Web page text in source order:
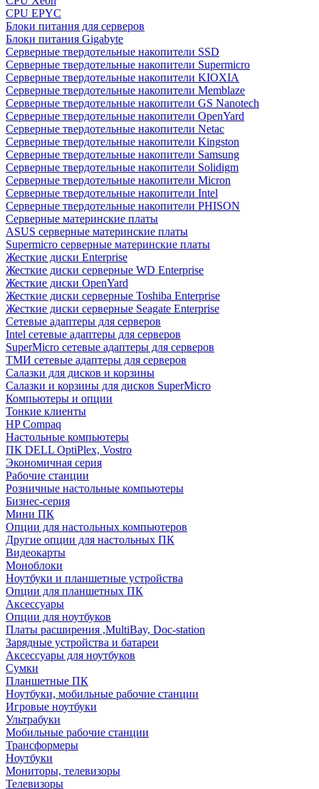
CPU EPYC
Блоки питания для серверов
Блоки питания Gigabyte
Серверные твердотельные накопители SSD
Cерверные твердотельные накопители Supermicro
Cерверные твердотельные накопители KIOXIA
Cерверные твердотельные накопители Memblaze
Cерверные твердотельные накопители GS Nanotech
Серверные твердотельные накопители OpenYard
Серверные твердотельные накопители Netac
Cерверные твердотельные накопители Kingston
Cерверные твердотельные накопители Samsung
Cерверные твердотельные накопители Solidigm
Cерверные твердотельные накопители Micron
Cерверные твердотельные накопители Intel
Cерверные твердотельные накопители PHISON
Серверные материнские платы
ASUS серверные материнские платы
Supermicro серверные материнские платы
Жесткие диски Enterprise
Жесткие диски серверные WD Enterprise
Жесткие диски OpenYard
Жесткие диски серверные Toshiba Enterprise
Жесткие диски серверные Seagate Enterprise
Сетевые адаптеры для серверов
Intel сетевые адаптеры для серверов
SuperMicro сетевые адаптеры для серверов
ТМИ сетевые адаптеры для серверов
Салазки для дисков и корзины
Салазки и корзины для дисков SuperMicro
Компьютеры и опции
Тонкие клиенты
HP Compaq
Настольные компьютеры
ПК DELL OptiPlex, Vostro
Экономичная серия
Рабочие станции
Розничные настольные компьютеры
Бизнес-серия
Мини ПК
Опции для настольных компьютеров
Другие опции для настольных ПК
Видеокарты
Моноблоки
Ноутбуки и планшетные устройства
Опции для планшетных ПК
Аксессуары
Опции для ноутбуков
Платы расширения ,MultiBay, Doc-station
Зарядные устройства и батареи
Аксессуары для ноутбуков
Сумки
Планшетные ПК
Ноутбуки, мобильные рабочие станции
Игровые ноутбуки
Ультрабуки
Мобильные рабочие станции
Трансформеры
Ноутбуки
Мониторы, телевизоры
Телевизоры